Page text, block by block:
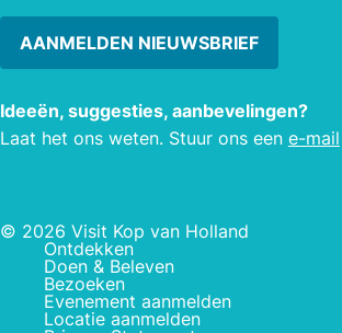
AANMELDEN NIEUWSBRIEF
Ideeën, suggesties, aanbevelingen?
Laat het ons weten. Stuur ons een e-mail
© 2026 Visit Kop van Holland
Ontdekken
Doen & Beleven
Bezoeken
Evenement aanmelden
Locatie aanmelden